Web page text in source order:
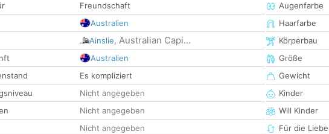
Freundschaft
Australien
Ainslie, Australian Capi...
Australien
Es kompliziert
Nicht angegeben
Nicht angegeben
Nicht angegeben
Augenfarbe
Haarfarbe
Körperbau
Größe
Gewicht
Kinder
Will Kinder
Für die